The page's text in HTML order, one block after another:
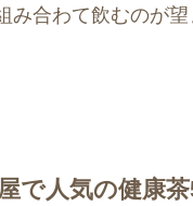
み合わて飲むのが望
で人気の健康